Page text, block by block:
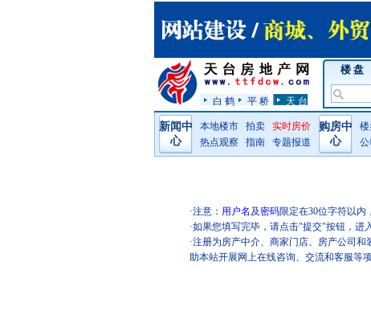
白 鹤 平 桥 天 台
楼 盘
新闻中
心
本地楼市 拍卖
实时房价
热点观察
指南 专题报道
购房中
心
楼
公
·注意： 用户名 及密码限定在30位字符以内
·如果您填写完毕，请点击"提交"按钮，进
·注册为房产中介、商家门店、房产公司
助本站开展网上在线咨询、交流和客服等